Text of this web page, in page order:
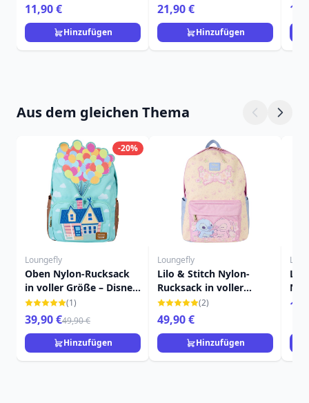
Home
11,90 €
Hinzufügen
21,90 €
Hinzufügen
Aus dem gleichen Thema
-20%
Loungefly
Oben Nylon-Rucksack
in voller Größe – Disney
Pixar Loungefly
(1)
39,90 €49,90 €
Hinzufügen
Loungefly
Lilo & Stitch Nylon-
Rucksack in voller
Größe – Disney
Loungefly
(2)
49,90 €
Hinzufügen